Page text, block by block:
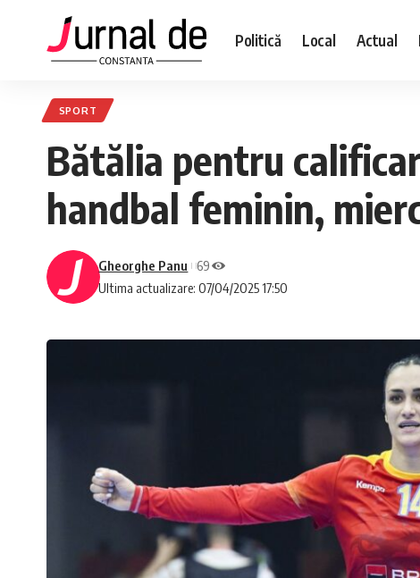
Politică Local Actual
SPORT
Bătălia pentru
handbal feminin,
Ultima actualizare: 07/04/2025 17:50
Gheorghe Panu 69